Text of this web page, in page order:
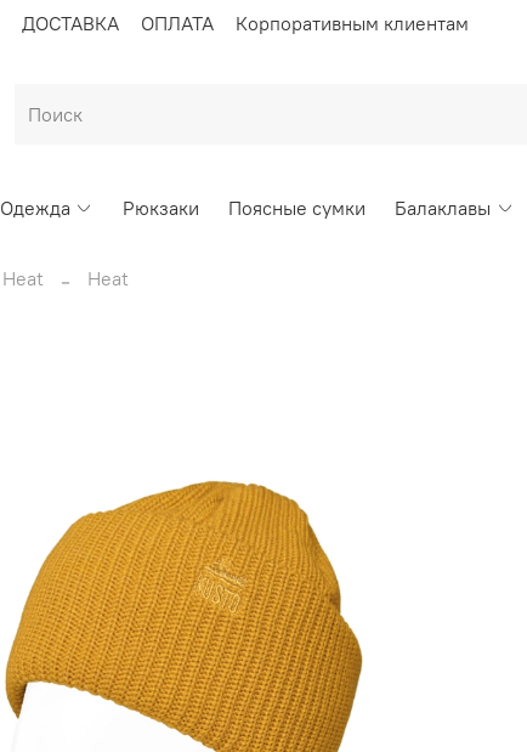
ДОСТАВКА ОПЛАТА Корпоративным клиентам
Одежда Рюкзаки Поясные сумки Балаклавы
Heat Heat